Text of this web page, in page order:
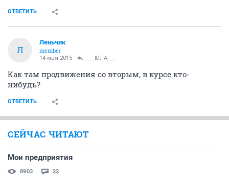
ОТВЕТИТЬ
Л
Леньчик
member
14 мая 2015 ___ЮЛА___
Как там продвижения со вторым, в курсе кто-
нибудь?
ОТВЕТИТЬ
СЕЙЧАС ЧИТАЮТ
Мои предприятия
8903 22